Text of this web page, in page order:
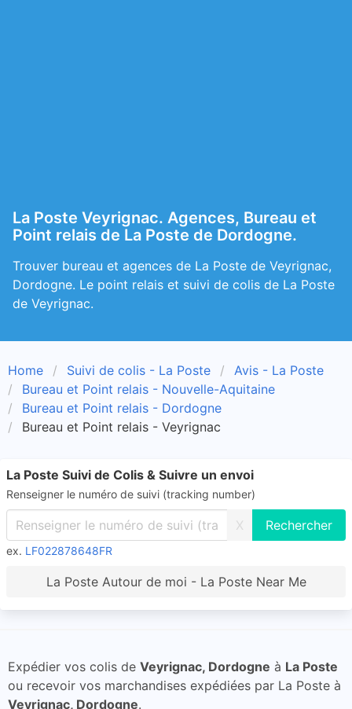
La Poste Veyrignac. Agences, Bureau et
Point relais de La Poste de Dordogne.
Trouver bureau et agences de La Poste de Veyrignac,
Dordogne. Le point relais et suivi de colis de La Poste
de Veyrignac.
Home Suivi de colis - La Poste
Avis - La Poste
Bureau et Point relais - Nouvelle-Aquitaine
Bureau et Point relais - Dordogne
Bureau et Point relais - Veyrignac
La Poste Suivi de Colis & Suivre un envoi
Renseigner le numéro de suivi (tracking number)
X
ex. LF022878648FR
La Poste Autour de moi - La Poste Near Me
Expédier vos colis de Veyrignac, Dordogne à La Poste
ou recevoir vos marchandises expédiées par La Poste à
Veyrignac, Dordogne.